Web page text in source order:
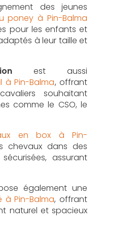
des jeunes
poney à Pin-Balma
pour les enfants et
à leur taille et
est aussi
à Pin-Balma, offrant
souhaitant
comme le CSO, le
en box à Pin-
chevaux dans des
assurant
également une
à Pin-Balma, offrant
naturel et spacieux